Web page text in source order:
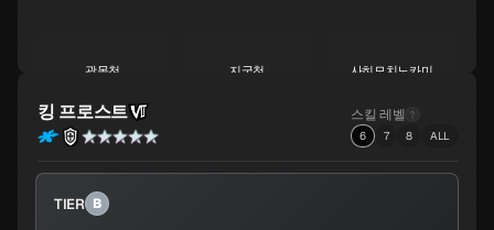
광목천 지국천 사히모치노카미
황룡 서큐버스 아메노우즈메
킹 프로스트 스킬 레벨
6 7 8 ALL
TIER B